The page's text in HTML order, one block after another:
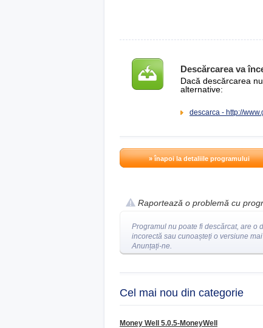
Descărcarea va
Dacă descărcarea
alternative:
descarca - http://
» înapoi la detaliile programului
Raportează o problemă cu
Programul nu poate fi descărcat, are o
incorectă sau cunoașteți o versiune
Anunțați-ne.
Cel mai nou din categorie
Money Well 5.0.5-MoneyWell